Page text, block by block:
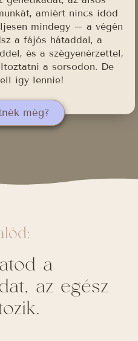
amiért nincs időd
mindegy – a végén
a fájós hátaddal, a
és a szégyenérzettel,
a sorsodon. De
így lennie!
még?
a
az egész